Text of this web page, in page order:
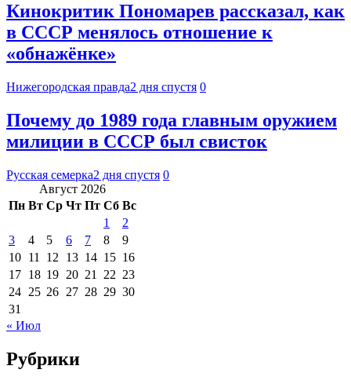
Кинокритик Пономарев рассказал, как
в СССР менялось отношение к
«обнажёнке»
Нижегородская правда2 дня спустя 0
Почему до 1989 года главным оружием
милиции в СССР был свисток
Русская семерка2 дня спустя 0
Август 2026
Пн Вт Ср Чт Пт Сб Вс
1
2
3
4 5 6 7 8
9
10 11 12 13 14 15 16
17 18 19 20 21 22 23
24 25 26 27 28 29 30
31
« Июл
Рубрики